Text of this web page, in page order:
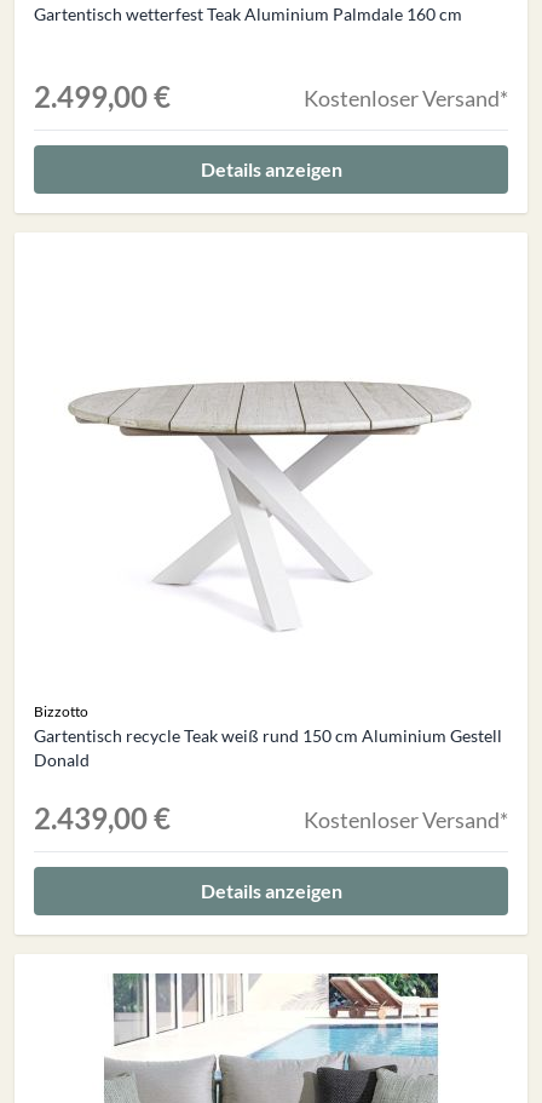
Gartentisch wetterfest Teak Aluminium Palmdale 160 cm
2.499,00 € Kostenloser Versand*
Details anzeigen
Bizzotto
Gartentisch recycle Teak weiß rund 150 cm Aluminium Gestell
Donald
2.439,00 € Kostenloser Versand*
Details anzeigen